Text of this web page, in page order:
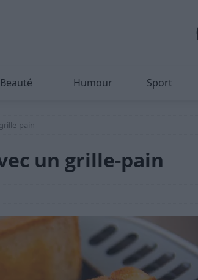
Beauté Humour Sport
pain
un grille-pain